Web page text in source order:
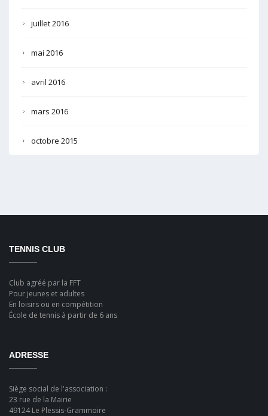
juillet 2016
mai 2016
avril 2016
mars 2016
octobre 2015
TENNIS CLUB
Club agréé par la FFT
Pour jeunes et adultes
En loisirs ou en compétition
École de tennis à partir de 6 ans
ADRESSE
Siège social de l'association :
23 rue de la Mairie
49124 Le Plessis-Grammoire